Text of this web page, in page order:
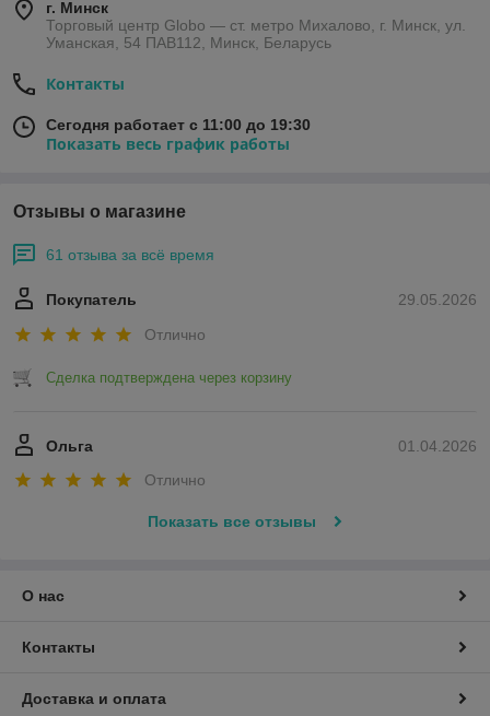
г. Минск
Торговый центр Globo — ст. метро Михалово, г. Минск, ул.
Уманская, 54 ПАВ112, Минск, Беларусь
Контакты
Сегодня работает с 11:00 до 19:30
Показать весь график работы
Отзывы о магазине
61 отзыва за всё время
29.05.2026
Покупатель
Отлично
Сделка подтверждена через корзину
01.04.2026
Ольга
Отлично
Показать все отзывы
О нас
Контакты
Доставка и оплата